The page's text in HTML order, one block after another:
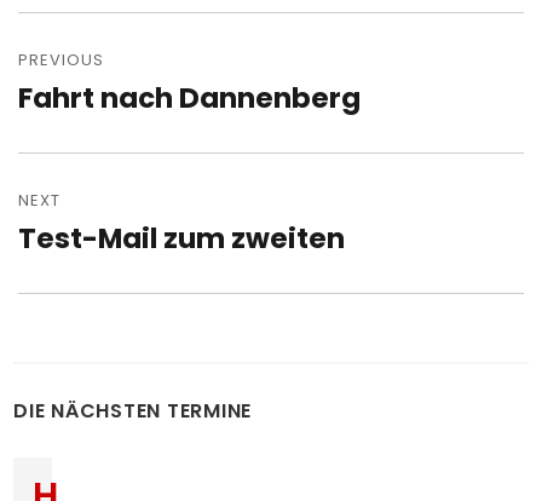
navigation
PREVIOUS
Previous
Fahrt nach Dannenberg
NEXT
Next
Test-Mail zum zweiten
DIE NÄCHSTEN TERMINE